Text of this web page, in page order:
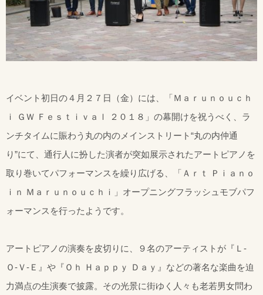
イベント初日の４月２７日（金）には、「Ｍａｒｕｎｏｕｃｈ
ｉ ＧＷ Ｆｅｓｔｉｖａｌ ２０１８」の幕開けを祝うべく、ラ
ンチタイムに賑わう丸の内のメインストリート“丸の内仲通
り”にて、通行人に扮した演者が突如展示されたアートピアノを
取り巻いてパフォーマンスを繰り広げる、「Ａｒｔ Ｐｉａｎｏ
ｉｎ Ｍａｒｕｎｏｕｃｈｉ」オープニングフラッシュモブパフ
ォーマンスを行ったようです。
アートピアノの演奏を皮切りに、９名のアーティストが『Ｌ-
Ｏ-Ｖ-Ｅ』や『Ｏｈ Ｈａｐｐｙ Ｄａｙ』などの著名な楽曲を迫
力満点の生演奏で披露。その光景に街ゆく人々も老若男女問わ